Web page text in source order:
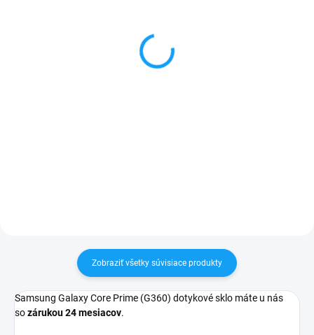
Zobraziť všetky súvisiace produkty
Samsung Galaxy Core Prime (G360) dotykové sklo máte u nás
sozárukou 24 mesiacov.